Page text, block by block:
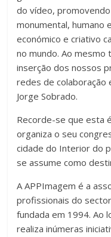
do vídeo,
monumental, humano
económico e criativo
no mundo. Ao
inserção dos nossos
redes de colaboração
Jorge Sobrado.
Recorde-se que esta
organiza o seu
cidade do Interior do
se assume como
A APPImagem é a
profissionais do
fundada em 1994. Ao
realiza inúmeras